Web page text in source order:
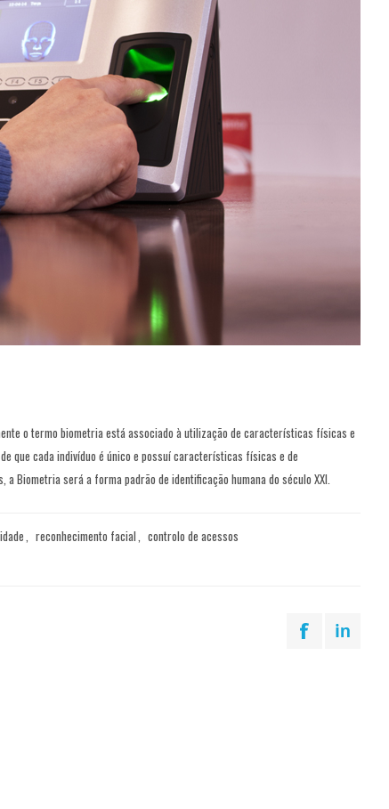
o termo biometria está associado à utilização de características físicas e
que cada indivíduo é único e possuí características físicas e de
Biometria será a forma padrão de identificação humana do século XXI.
, reconhecimento facial, controlo de acessos